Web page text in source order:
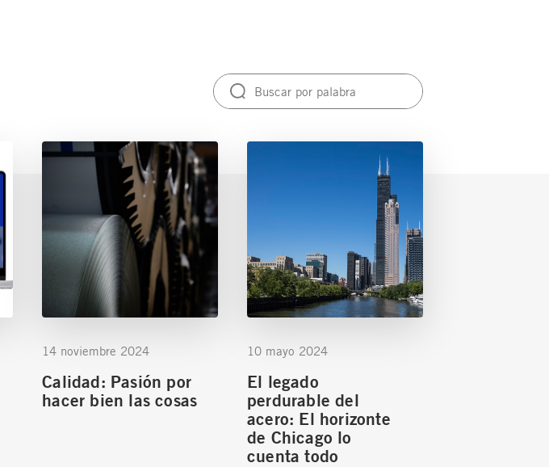
14 noviembre 2024
Calidad: Pasión por
hacer bien las cosas
10 mayo 2024
El legado
perdurable del
acero: El horizonte
de Chicago lo
cuenta todo